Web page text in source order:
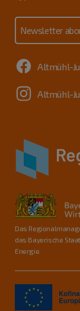
Newsletter
Altmühl-
Altmühl-
Das
das Bayerische
Energie.